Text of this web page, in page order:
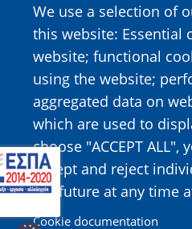
We use a selection of
this website: Essential
website; functional
using the website;
aggregated data on
which are used to
choose "ACCEPT
accept and reject
the future at any time
Cookie documentation
Τηλ:
https://
Image